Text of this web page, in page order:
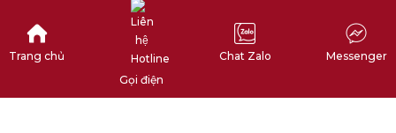
0 3 1 6 2 7 2 8 7 4 do Cục Cảnh Sát cấp mới
ngày 26/05/2022
Hotline : 0 9 0 9 0 9 2 7 0 6
desclothinglabels@gmail.com
Trang chủ
Gọi điện
Chat Zalo Messenger